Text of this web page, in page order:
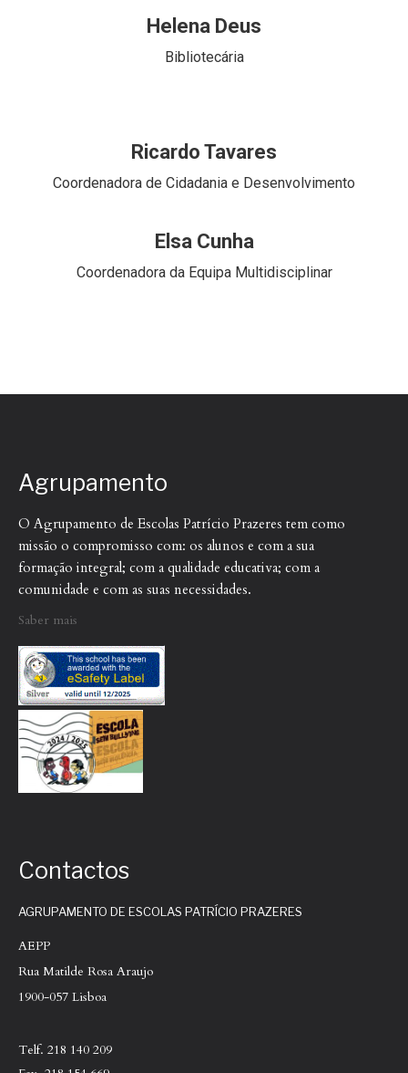
Helena Deus
Bibliotecária
Ricardo Tavares
Coordenadora de Cidadania e Desenvolvimento
Elsa Cunha
Coordenadora da Equipa Multidisciplinar
Agrupamento
O Agrupamento de Escolas Patrício Prazeres tem como
missão o compromisso com: os alunos e com a sua
formação integral; com a qualidade educativa; com a
comunidade e com as suas necessidades.
Saber mais
Contactos
AGRUPAMENTO DE ESCOLAS PATRÍCIO PRAZERES
AEPP
Rua Matilde Rosa Araujo
1900-057 Lisboa
Telf. 218 140 209